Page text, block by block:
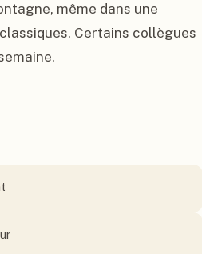
même dans une
Certains collègues